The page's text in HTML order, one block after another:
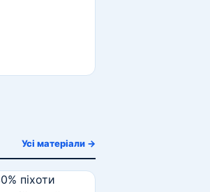
Усі матеріали →